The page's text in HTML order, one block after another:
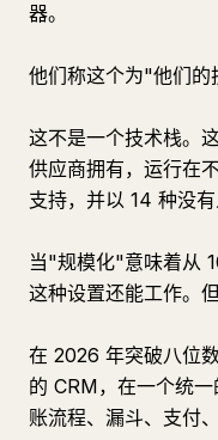
器。
他们称这个为"他们的
这不是一个技术栈。
供应商拥有，运行在
支持，并以 14 种没
当"规模化"意味着从
这种设置还能工作。
在 2026 年突破八位
的 CRM，在一个统
账流程、漏斗、支付